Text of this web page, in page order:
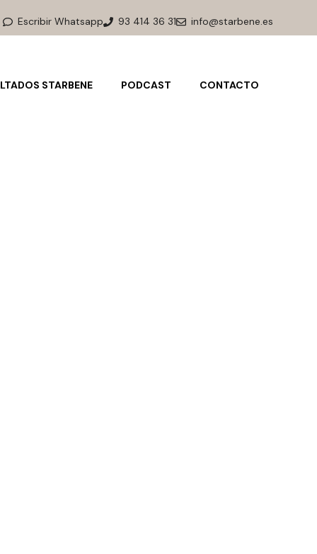
Escribir Whatsapp 93 414 36 31 info@starbene.es
STARBENE PODCAST CONTACTO